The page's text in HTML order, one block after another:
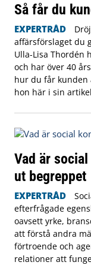
Så får du
EXPERTRÅD
affärsförslaget du
Ulla-Lisa Thordén
och har över 40
hur du får kunden
hon här i sin
Vad är
ut begreppet
EXPERTRÅD
efterfrågade
oavsett yrke,
att förstå andra
förtroende och
relationer att